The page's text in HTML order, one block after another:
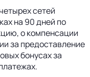
сетей
на 90 дней по
о компенсации
за предоставление
бонусах за